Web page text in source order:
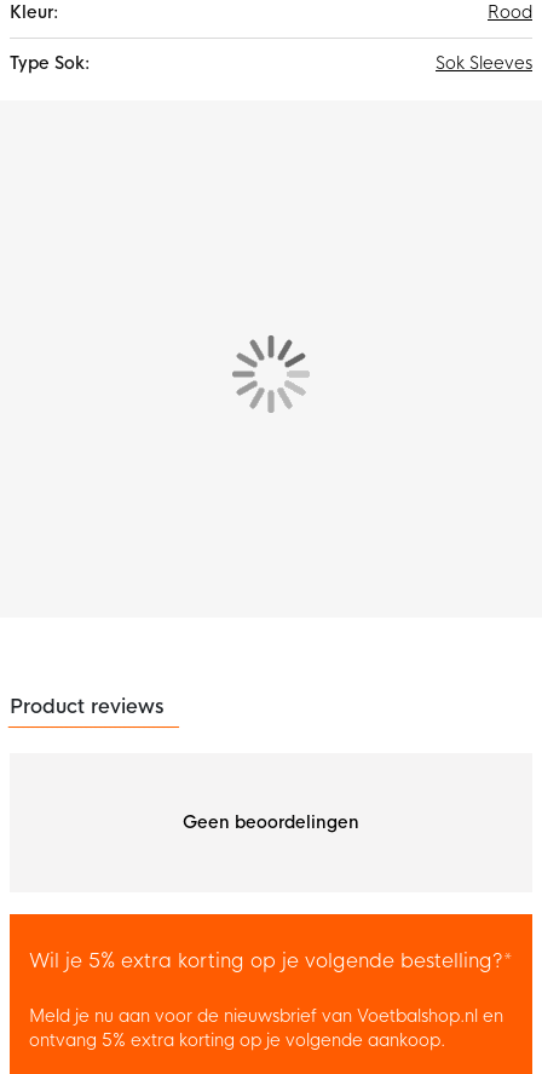
Rood
Sok Sleeves
Product reviews
Geen beoordelingen
Wil je 5% extra korting op je volgende bestelling?*
Meld je nu aan voor de nieuwsbrief van Voetbalshop.nl en
ontvang 5% extra korting op je volgende aankoop.